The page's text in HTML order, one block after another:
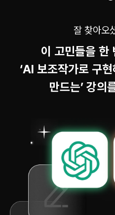
잘 찾아오
이 고민들을 한
‘AI 보조작가로 구
만드는’ 강의